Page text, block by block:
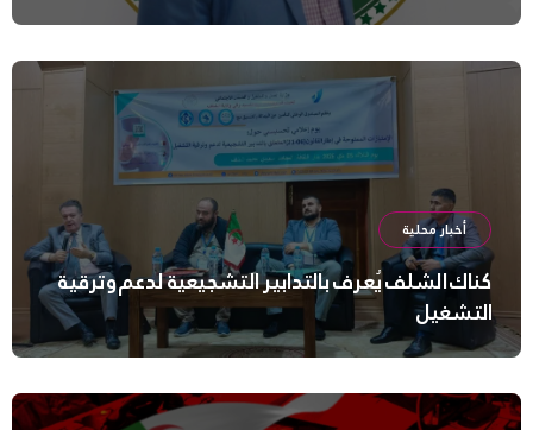
أخبار محلية
كناك الشلف يُعرف بالتدابير التشجيعية لدعم وترقية
التشغيل